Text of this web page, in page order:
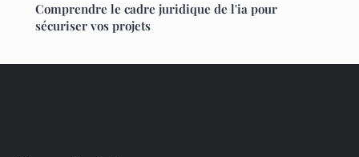
Comprendre le cadre juridique de l'ia pour
sécuriser vos projets